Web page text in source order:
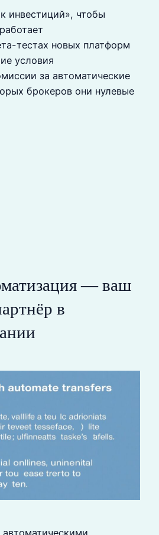
инвестиций», чтобы
тестах новых платформ
условия
за автоматические
брокеров они нулевые
— ваш
в